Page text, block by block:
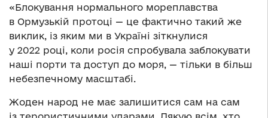
«Блокування нормального мореплавства
в Ормузькій протоці — це фактично такий же
виклик, із яким ми в Україні зіткнулися
у 2022 році, коли росія спробувала заблокувати
наші порти та доступ до моря, — тільки в більш
небезпечному масштабі.
Жоден народ не має залишитися сам на сам